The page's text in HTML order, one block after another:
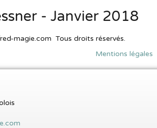
- Janvier 2018
magie.com Tous droits réservés.
Mentions légales